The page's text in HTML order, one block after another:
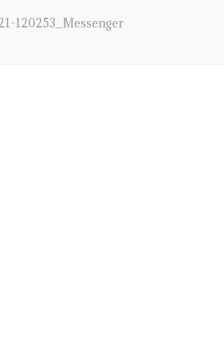
120253_Messenger